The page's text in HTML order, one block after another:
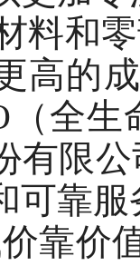
料和
高的
（全
有限
可靠
靠价